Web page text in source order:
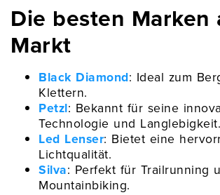
Die besten Marken
Markt
Black Diamond: Ideal zum
Klettern.
Petzl: Bekannt für seine
Technologie und Langlebigkeit.
Led Lenser: Bietet eine
Lichtqualität.
Silva: Perfekt für Trailrunning
Mountainbiking.